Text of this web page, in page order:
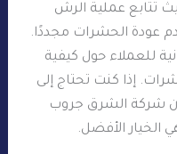
تتابع عملية الرش
عودة الحشرات مجددًا.
للعملاء حول كيفية
إذا كنت تحتاج إلى
شركة الشرق جروب
الخيار الأفضل.